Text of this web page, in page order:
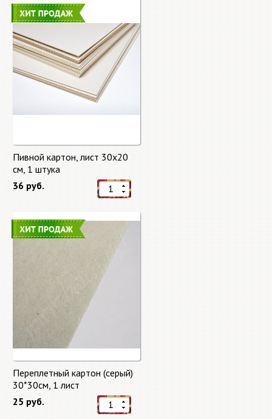
Пивной картон, лист 30х20
cм, 1 штука
36 руб.
Переплетный картон (серый)
30*30см, 1 лист
25 руб.